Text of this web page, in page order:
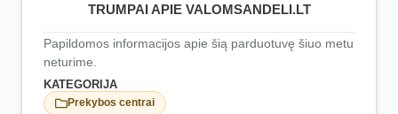
TRUMPAI APIE VALOMSANDELI.LT
Papildomos informacijos apie šią parduotuvę šiuo metu
neturime.
KATEGORIJA
Prekybos centrai